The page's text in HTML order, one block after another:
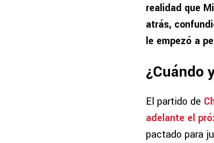
realidad que
atrás,
le empezó a
¿Cuándo
El partido de
adelante el
pactado para